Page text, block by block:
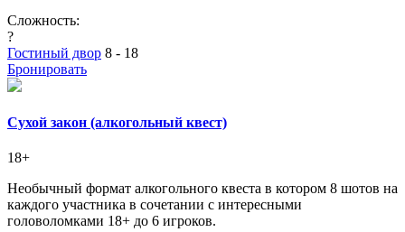
Сложность:
?
Гостиный двор 8 - 18
Бронировать
Сухой закон (алкогольный квест)
18+
Необычный формат алкогольного квеста в котором 8 шотов на
каждого участника в сочетании с интересными
головоломками 18+ до 6 игроков.